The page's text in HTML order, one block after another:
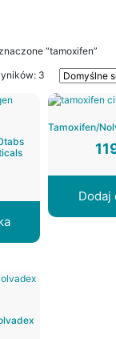
“tamoxifen”
3
Tamoxifen/
Dodaj